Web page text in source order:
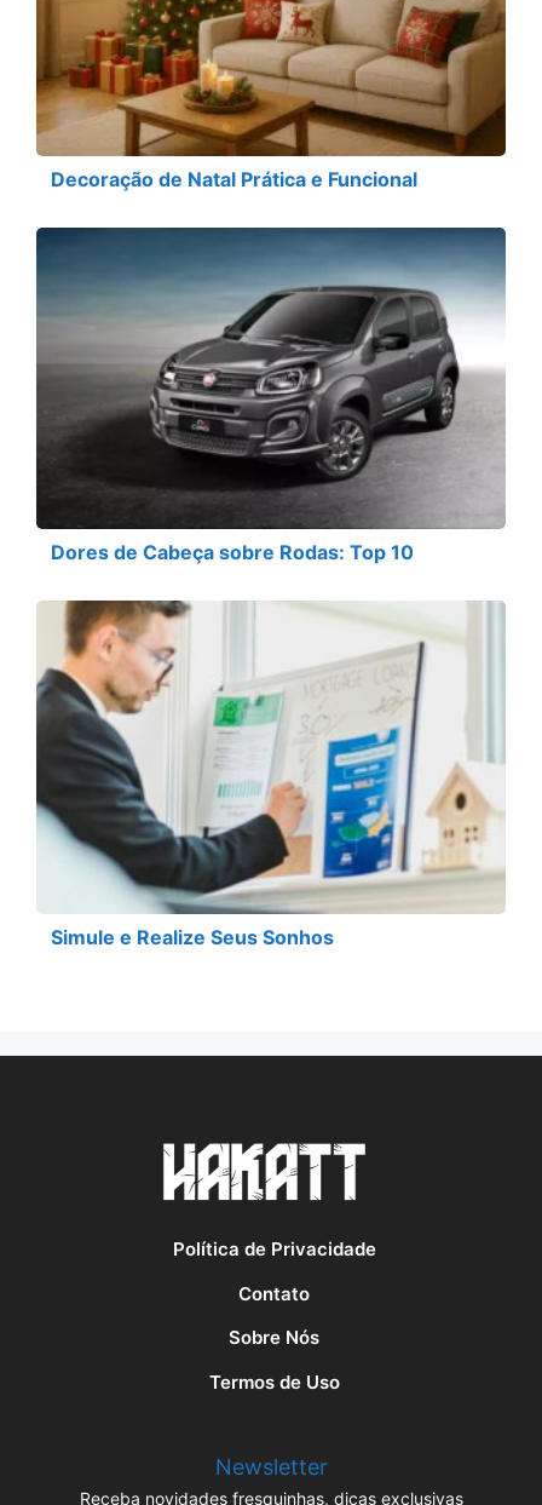
Decoração de Natal Prática e Funcional
Dores de Cabeça sobre Rodas: Top 10
Simule e Realize Seus Sonhos
Política de Privacidade
Contato
Sobre Nós
Termos de Uso
Newsletter
Receba novidades fresquinhas, dicas exclusivas